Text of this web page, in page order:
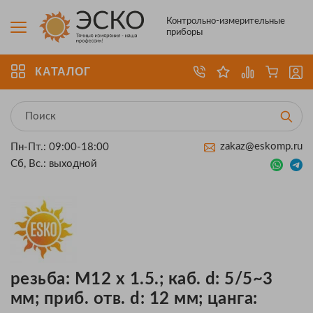
Контрольно-измерительные
приборы
КАТАЛОГ
Пн-Пт.: 09:00-18:00
Сб, Вс.: выходной
zakaz@eskomp.ru
резьба: M12 x 1.5.; каб. d: 5/5~3
мм; приб. отв. d: 12 мм; цанга: